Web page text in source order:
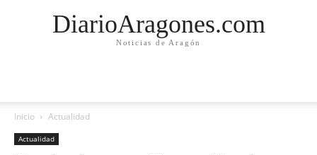
DiarioAragones.com
Noticias de Aragón
Inicio Actualidad
Actualidad